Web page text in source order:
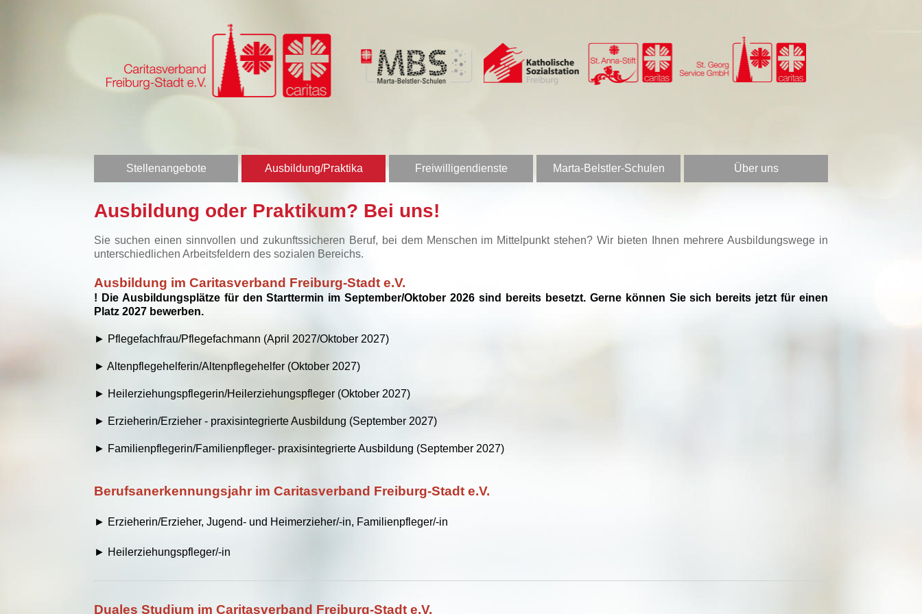
Stellenangebote Ausbildung/Praktika Freiwilligendienste Marta-Belstler-Schulen Über uns
Ausbildung oder Praktikum? Bei uns!
Sie suchen einen sinnvollen und zukunftssicheren Beruf, bei dem Menschen im Mittelpunkt stehen? Wir bieten Ihnen mehrere Ausbildungswege in
unterschiedlichen Arbeitsfeldern des sozialen Bereichs.
Ausbildung im Caritasverband Freiburg-Stadt e.V.
! Die Ausbildungsplätze für den Starttermin im September/Oktober 2026 sind bereits besetzt. Gerne können Sie sich bereits jetzt für einen
Platz 2027 bewerben.
► Pflegefachfrau/Pflegefachmann (April 2027/Oktober 2027)
► Altenpflegehelferin/Altenpflegehelfer (Oktober 2027)
► Heilerziehungspflegerin/Heilerziehungspfleger (Oktober 2027)
► Erzieherin/Erzieher - praxisintegrierte Ausbildung (September 2027)
► Familienpflegerin/Familienpfleger- praxisintegrierte Ausbildung (September 2027)
Berufsanerkennungsjahr im Caritasverband Freiburg-Stadt e.V.
► Erzieherin/Erzieher, Jugend- und Heimerzieher/-in, Familienpfleger/-in
► Heilerziehungspfleger/-in
Duales Studium im Caritasverband Freiburg-Stadt e.V.